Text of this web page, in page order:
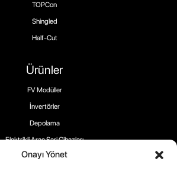
Onayı Yönet
Ürünler
FV Modüller
İnvertörler
Depolama
Elektrikli Araç Şarj Cihazları
TOPCon
Shingled
Half-Cut